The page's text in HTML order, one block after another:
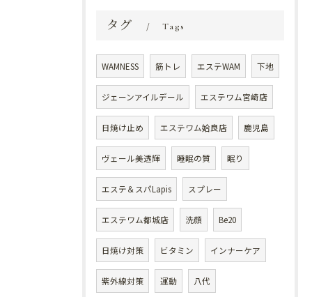
タグ Tags
WAMNESS 筋トレ エステWAM 下地
ジェーンアイルデール エステワム宮崎店
日焼け止め エステワム姶良店 鹿児島
ヴェール美透輝 睡眠の質 眠り
エステ＆スパLapis スプレー
エステワム都城店 洗顔 Be20
日焼け対策 ビタミン インナーケア
紫外線対策 運動 八代